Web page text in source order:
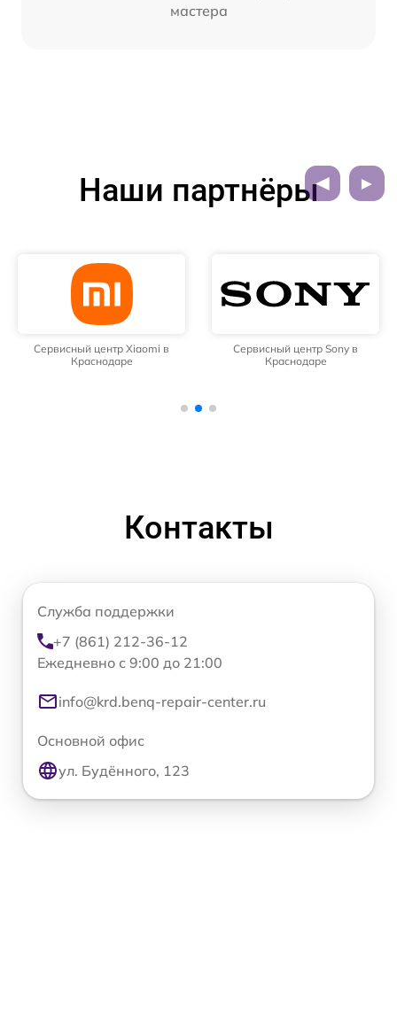
мастера
Наши партнёры
Сервисный центр Xiaomi в
Краснодаре
Сервисный центр Sony в
Краснодаре
Контакты
Служба поддержки
+7 (861) 212-36-12
Ежедневно с 9:00 до 21:00
info@krd.benq-repair-center.ru
Основной офис
ул. Будённого, 123